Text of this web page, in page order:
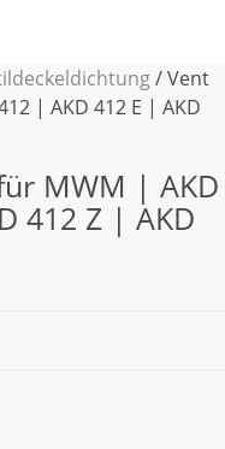
/ Vent
| AKD 412 E | AKD
MWM | AKD
412 Z | AKD